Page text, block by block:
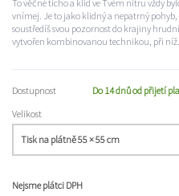
To věčné ticho a klid ve Tvém nitru vždy
vnímej. Je to jako klidný a nepatrný
soustředíš svou pozornost do krajiny
vytvořen kombinovanou technikou, při
Dostupnost
Do 14 dnů od přijetí
Velikost
Nejsme plátci DPH